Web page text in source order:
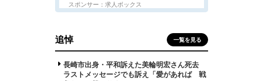
スポンサー：求人ボックス
追悼 一覧を見る
長崎市出身・平和訴えた美輪明宏さん死去
ラストメッセージでも訴え「愛があれば 戦